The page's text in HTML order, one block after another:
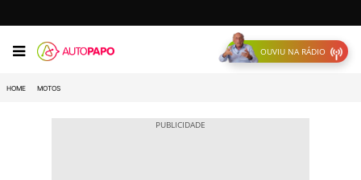
OUVIU NA RÁDIO
HOME MOTOS